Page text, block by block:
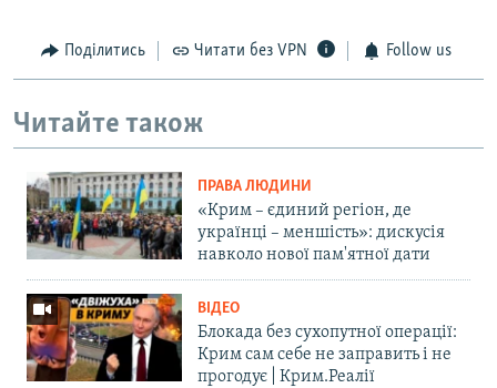
Поділитись Читати без VPN Follow us
Читайте також
ПРАВА ЛЮДИНИ
«Крим – єдиний регіон, де
українці – меншість»: дискусія
навколо нової пам'ятної дати
ВІДЕО
Блокада без сухопутної операції:
Крим сам себе не заправить і не
прогодує | Крим.Реалії